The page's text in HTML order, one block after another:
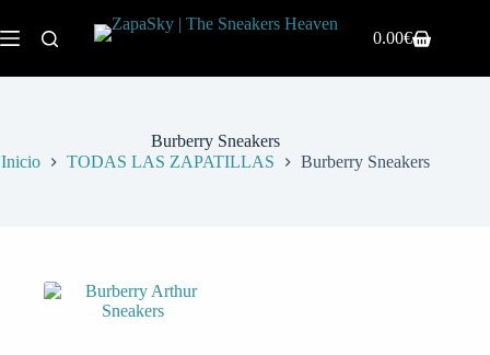
al
contenido
Carro
0.00€
Burberry Sneakers
Inicio
TODAS LAS ZAPATILLAS Burberry Sneakers